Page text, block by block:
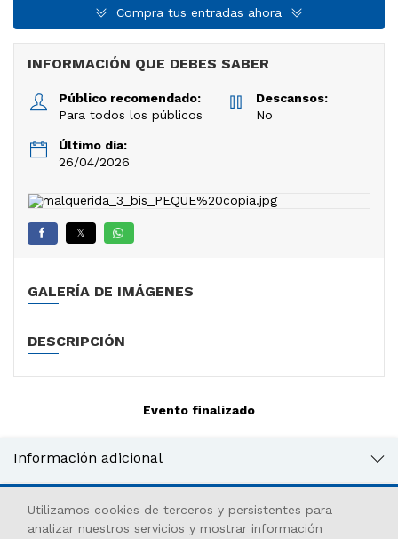
Compra tus entradas ahora
INFORMACIÓN QUE DEBES SABER
Público recomendado:
Para todos los públicos
Descansos:
No
Último día:
26/04/2026
𝕏
DESCRIPCIÓN
GALERÍA DE IMÁGENES
Evento finalizado
Información adicional
Utilizamos cookies de terceros y persistentes para
analizar nuestros servicios y mostrar información